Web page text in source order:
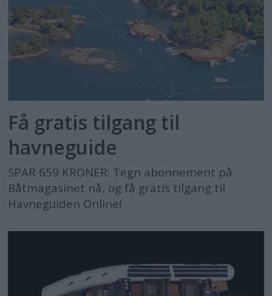
Få gratis tilgang til
havneguide
SPAR 659 KRONER: Tegn abonnement på
Båtmagasinet nå, og få gratis tilgang til
Havneguiden Online!